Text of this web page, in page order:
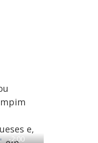
e,
R
-2:00